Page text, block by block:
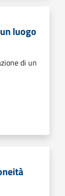
luogo
di un